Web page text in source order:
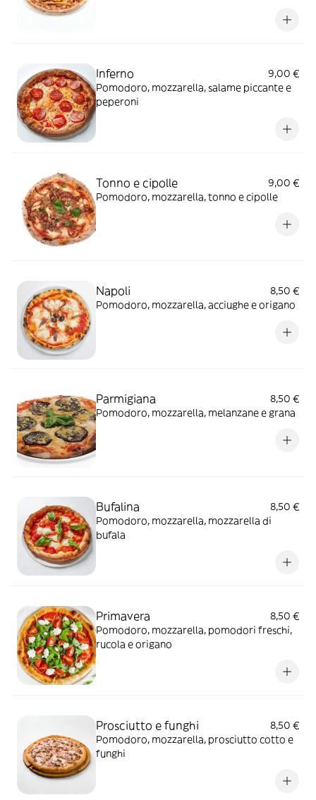
Inferno
9,00 €
Pomodoro, mozzarella, salame piccante e
peperoni
Tonno e cipolle
9,00 €
Pomodoro, mozzarella, tonno e cipolle
Napoli
8,50 €
Pomodoro, mozzarella, acciughe e origano
Parmigiana
8,50 €
Pomodoro, mozzarella, melanzane e grana
Bufalina
8,50 €
Pomodoro, mozzarella, mozzarella di
bufala
Primavera
8,50 €
Pomodoro, mozzarella, pomodori freschi,
rucola e origano
Prosciutto e funghi
8,50 €
Pomodoro, mozzarella, prosciutto cotto e
funghi